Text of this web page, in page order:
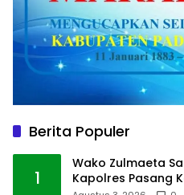
Berita Populer
1
Wako Zulmaeta
Kapolres Pasang